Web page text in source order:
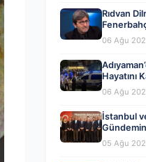
Rıdvan
Dikkatli
06 Ağu
Hayatını
Çocuk
06 Ağu
İstanbul
Açılımlar
05 Ağu